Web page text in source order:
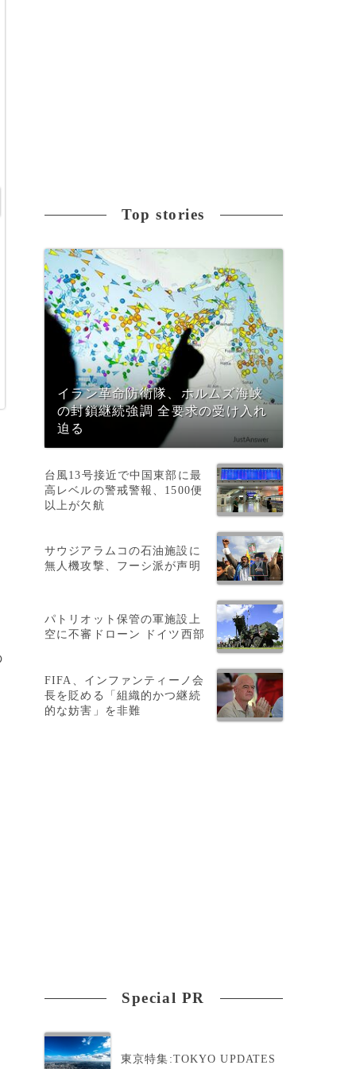
Top stories
イラン革命防衛隊、ホルムズ海峡
の封鎖継続強調 全要求の受け入れ
迫る
台風13号接近で中国東部に最
高レベルの警戒警報、1500便
以上が欠航
サウジアラムコの石油施設に
無人機攻撃、フーシ派が声明
パトリオット保管の軍施設上
空に不審ドローン ドイツ西部
FIFA、インファンティーノ会
長を貶める「組織的かつ継続
的な妨害」を非難
Special PR
東京特集:TOKYO UPDATES